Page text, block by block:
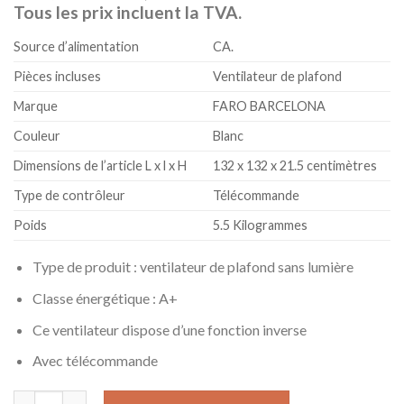
Tous les prix incluent la TVA.
Source d’alimentation
CA.
Pièces incluses
Ventilateur de plafond
Marque
FARO BARCELONA
Couleur
Blanc
Dimensions de l’article L x l x H
132 x 132 x 21.5 centimètres
Type de contrôleur
Télécommande
Poids
5.5 Kilogrammes
Type de produit : ventilateur de plafond sans lumière
Classe énergétique : A+
Ce ventilateur dispose d’une fonction inverse
Avec télécommande